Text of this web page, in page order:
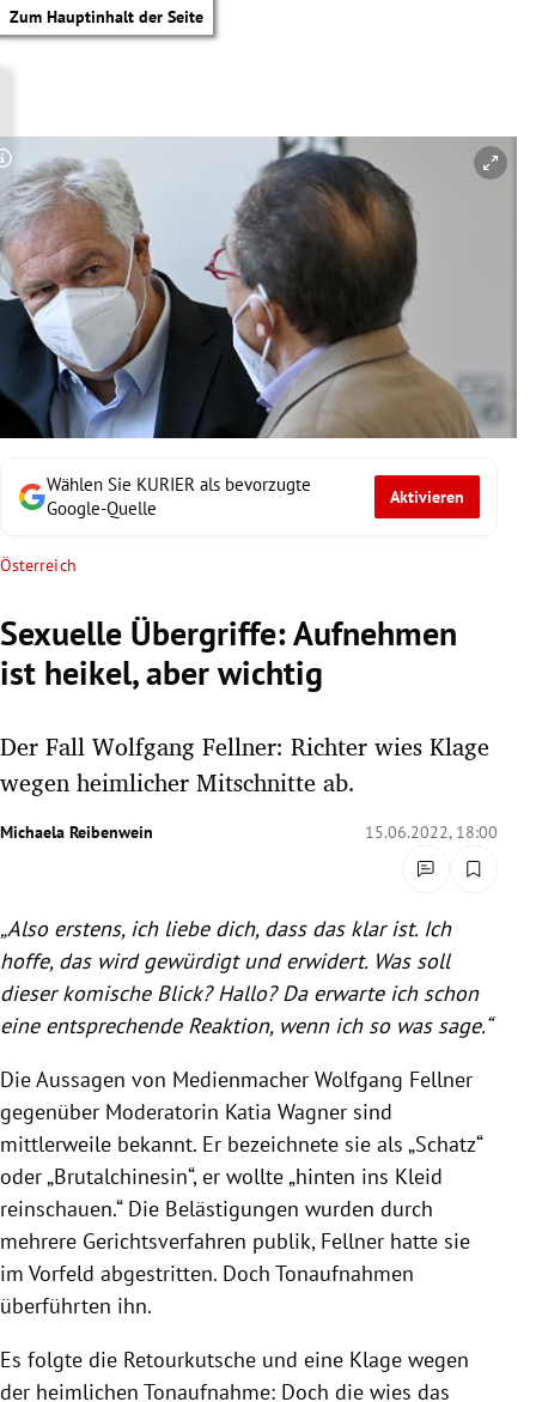
Zum Hauptinhalt der Seite
Untermenü
Untermenü
Untermenü
Untermenü
Untermenü
Untermenü
Untermenü
Untermenü
Wählen Sie KURIER als bevorzugte
Google-Quelle
Aktivieren
Österreich
Sexuelle Übergriffe: Aufnehmen
ist heikel, aber wichtig
Der Fall Wolfgang Fellner: Richter wies Klage
wegen heimlicher Mitschnitte ab.
Michaela Reibenwein 15.06.2022, 18:00
Copyright-Hinweis öffnen/schließen
„Also erstens, ich liebe dich, dass das klar ist. Ich
hoffe, das wird gewürdigt und erwidert. Was soll
dieser komische Blick? Hallo? Da erwarte ich schon
eine entsprechende Reaktion, wenn ich so was sage.“
Die Aussagen von Medienmacher Wolfgang Fellner
gegenüber Moderatorin Katia Wagner sind
mittlerweile bekannt. Er bezeichnete sie als „Schatz“
oder „Brutalchinesin“, er wollte „hinten ins Kleid
reinschauen.“ Die Belästigungen wurden durch
mehrere Gerichtsverfahren publik, Fellner hatte sie
im Vorfeld abgestritten. Doch Tonaufnahmen
überführten ihn.
Es folgte die Retourkutsche und eine Klage wegen
der heimlichen Tonaufnahme: Doch die wies das